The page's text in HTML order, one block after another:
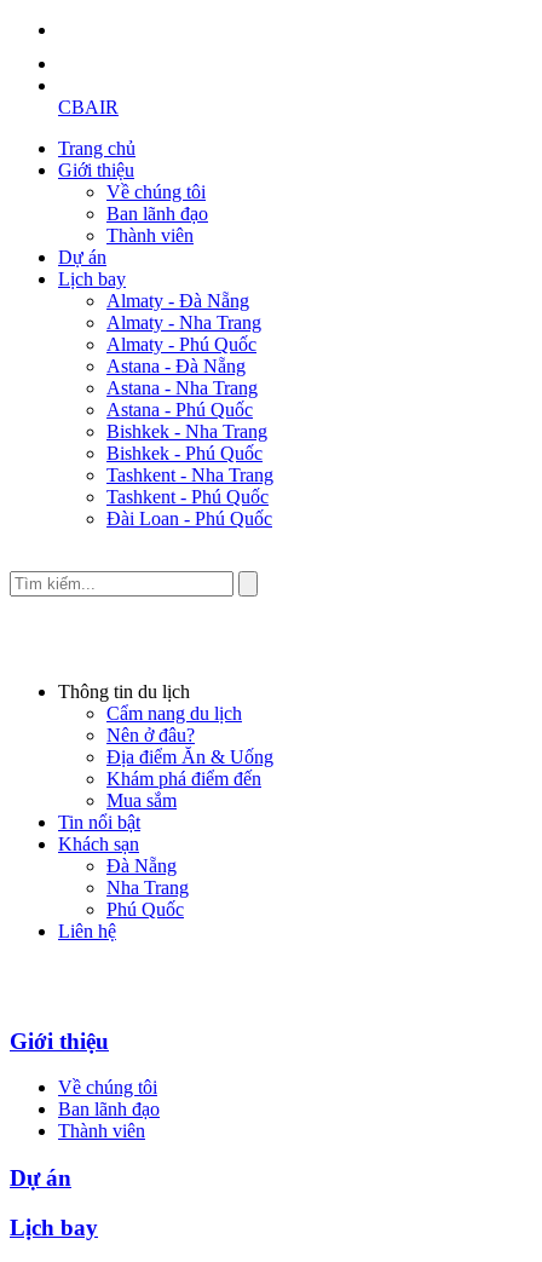
CBAIR
Trang chủ
Giới thiệu
Về chúng tôi
Ban lãnh đạo
Thành viên
Dự án
Lịch bay
Almaty - Đà Nẵng
Almaty - Nha Trang
Almaty - Phú Quốc
Astana - Đà Nẵng
Astana - Nha Trang
Astana - Phú Quốc
Bishkek - Nha Trang
Bishkek - Phú Quốc
Tashkent - Nha Trang
Tashkent - Phú Quốc
Đài Loan - Phú Quốc
Thông tin du lịch
Cẩm nang du lịch
Nên ở đâu?
Địa điểm Ăn & Uống
Khám phá điểm đến
Mua sắm
Tin nổi bật
Khách sạn
Đà Nẵng
Nha Trang
Phú Quốc
Liên hệ
Giới thiệu
Về chúng tôi
Ban lãnh đạo
Thành viên
Dự án
Lịch bay